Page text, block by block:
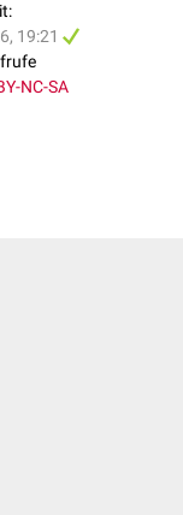
19:21
NC-SA